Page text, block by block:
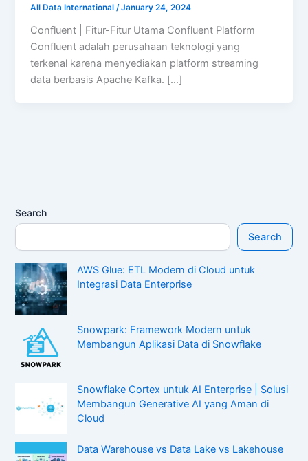
All Data International/January 24, 2024
Confluent | Fitur-Fitur Utama Confluent Platform
Confluent adalah perusahaan teknologi yang
terkenal karena menyediakan platform streaming
data berbasis Apache Kafka. […]
Search
Search
AWS Glue: ETL Modern di Cloud untuk
Integrasi Data Enterprise
Snowpark: Framework Modern untuk
Membangun Aplikasi Data di Snowflake
Snowflake Cortex untuk AI Enterprise | Solusi
Membangun Generative AI yang Aman di
Cloud
Data Warehouse vs Data Lake vs Lakehouse